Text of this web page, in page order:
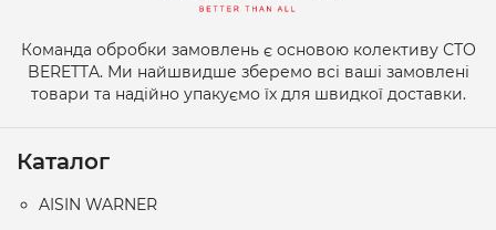
Команда обробки замовлень є основою колективу СТО
BERETTA. Ми найшвидше зберемо всі ваші замовлені
товари та надійно упакуємо їх для швидкої доставки.
Каталог
AISIN WARNER